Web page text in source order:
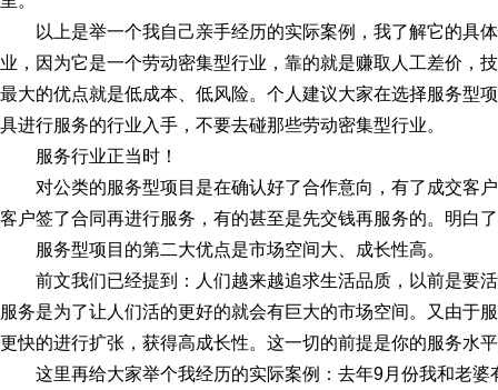
以上是举一个我自己亲手经历的实际案例，我了解它的具
业，因为它是一个劳动密集型行业，靠的就是赚取人工差价，
最大的优点就是低成本、低风险。个人建议大家在选择服务型
具进行服务的行业入手，不要去碰那些劳动密集型行业。
服务行业正当时！
对公类的服务型项目是在确认好了合作意向，有了成交客
客户签了合同再进行服务，有的甚至是先交钱再服务的。明白
服务型项目的第二大优点是市场空间大、成长性高。
前文我们已经提到：人们越来越追求生活品质，以前是要
服务是为了让人们活的更好的就会有巨大的市场空间。又由于
更快的进行扩张，获得高成长性。这一切的前提是你的服务水
这里再给大家举个我经历的实际案例：去年9月份我和老